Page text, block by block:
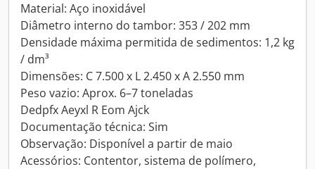
Material: Aço inoxidável
Diâmetro interno do tambor: 353 / 202 mm
Densidade máxima permitida de sedimentos: 1,2 kg
/ dm³
Dimensões: C 7.500 x L 2.450 x A 2.550 mm
Peso vazio: Aprox. 6–7 toneladas
Dedpfx Aeyxl R Eom Ajck
Documentação técnica: Sim
Observação: Disponível a partir de maio
Acessórios: Contentor, sistema de polímero,